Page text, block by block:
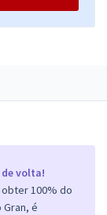
volta!
100% do
é